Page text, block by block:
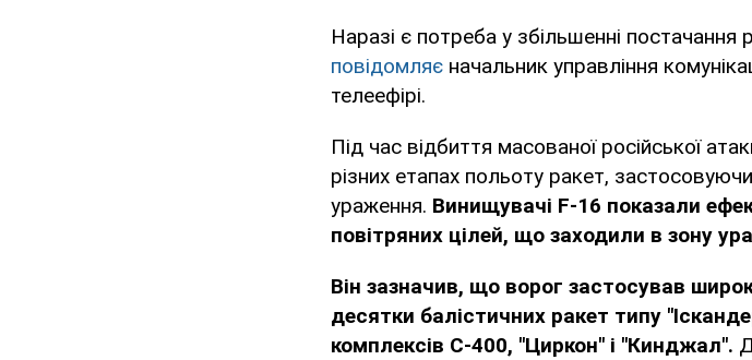
Наразі є потреба у збільшенні
повідомляє начальник управління
телеефірі.
Під час відбиття масованої російської
різних етапах польоту ракет,
ураження. Винищувачі F-16 показали
повітряних цілей, що заходили в зону
Він зазначив, що ворог застосував
десятки балістичних ракет типу
комплексів С-400, "Циркон" і "Кинджал".